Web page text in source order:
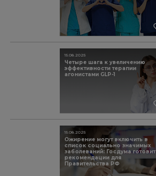
Четыре шага к увеличению
эффективности терапии
агонистами GLP-1
15.08.2025
Ожирение могут включить в
список социально значимых
заболеваний: Госдума готовит
рекомендации для
Правительства РФ
15.08.2025